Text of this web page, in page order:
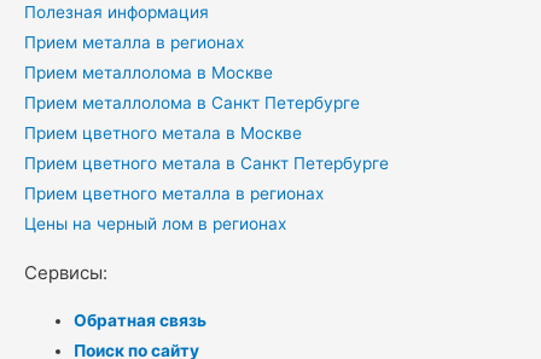
Полезная информация
Прием металла в регионах
Прием металлолома в Москве
Прием металлолома в Санкт Петербурге
Прием цветного метала в Москве
Прием цветного метала в Санкт Петербурге
Прием цветного металла в регионах
Цены на черный лом в регионах
Сервисы:
Обратная связь
Поиск по сайту